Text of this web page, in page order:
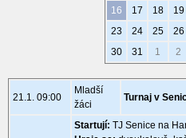
16
17 18 19
23
24 25 26
30
31 1 2
21.1. 09:00
Mladší
žáci
Turnaj v
Startují: TJ Senice na